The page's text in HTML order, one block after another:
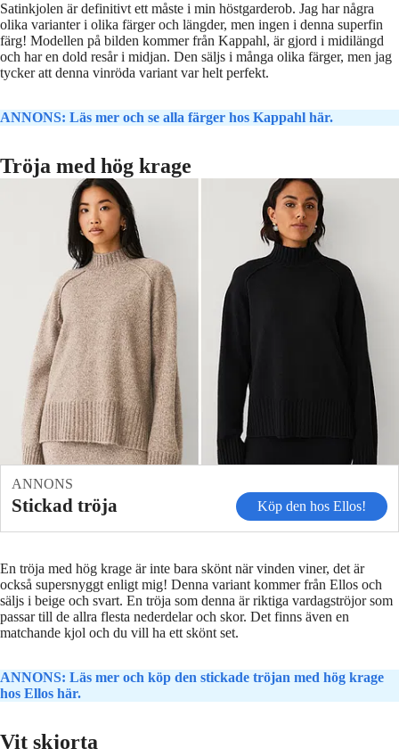
Satinkjolen är definitivt ett måste i min höstgarderob. Jag har några
olika varianter i olika färger och längder, men ingen i denna superfin
färg! Modellen på bilden kommer från Kappahl, är gjord i midilängd
och har en dold resår i midjan. Den säljs i många olika färger, men jag
tycker att denna vinröda variant var helt perfekt.
ANNONS: Läs mer och se alla färger hos Kappahl här.
Tröja med hög krage
ANNONS
Stickad tröja Köp den hos Ellos!
En tröja med hög krage är inte bara skönt när vinden viner, det är
också supersnyggt enligt mig! Denna variant kommer från Ellos och
säljs i beige och svart. En tröja som denna är riktiga vardagströjor som
passar till de allra flesta nederdelar och skor. Det finns även en
matchande kjol och du vill ha ett skönt set.
ANNONS: Läs mer och köp den stickade tröjan med hög krage
hos Ellos här.
Vit skjorta